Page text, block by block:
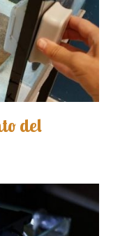
del